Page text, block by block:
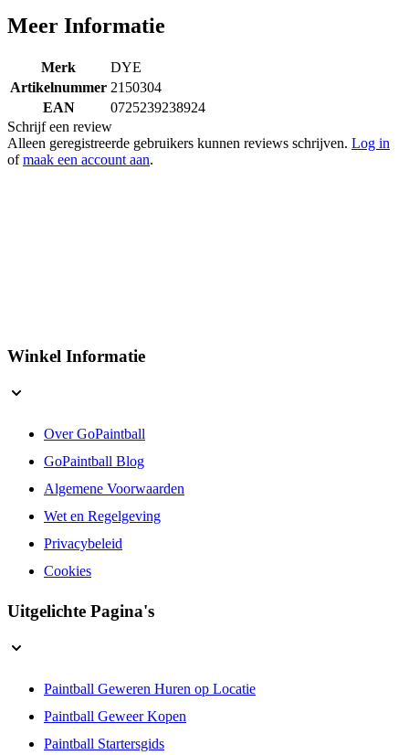
Meer Informatie
Merk
DYE
Artikelnummer 2150304
EAN
0725239238924
Schrijf een review
Alleen geregistreerde gebruikers kunnen reviews schrijven. Log in
ofmaak een account aan.
Winkel Informatie
Over GoPaintball
GoPaintball Blog
Algemene Voorwaarden
Wet en Regelgeving
Privacybeleid
Cookies
Uitgelichte Pagina's
Paintball Geweren Huren op Locatie
Paintball Geweer Kopen
Paintball Startersgids